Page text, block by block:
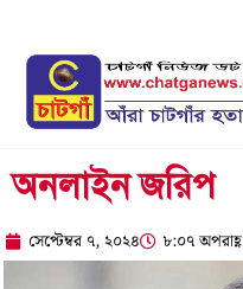
content
অনলাইন জরিপ
সেপ্টেম্বর ৭, ২০২৪ ৮:০৭ অপরাহ্ণ